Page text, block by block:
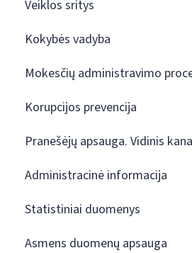
Veiklos sritys
Kokybės vadyba
Mokesčių administravimo
Korupcijos prevencija
Pranešėjų apsauga. Vidinis
Administracinė informacija
Statistiniai duomenys
Asmens duomenų apsauga